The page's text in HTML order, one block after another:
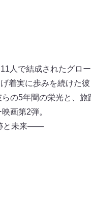
人で結成されたグロ
着実に歩みを続けた
の5年間の栄光と、
画第2弾。
と未来――